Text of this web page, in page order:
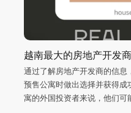
越南最大的房地产开发商
通过了解房地产开发商的信
预售公寓时做出选择并获得
寓的外国投资者来说，他们